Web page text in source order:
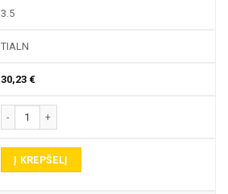
3.5
TIALN
30,23 €
produkto kiekis: 3431 PIRŠTINĖ FREZA
Į KREPŠELĮ